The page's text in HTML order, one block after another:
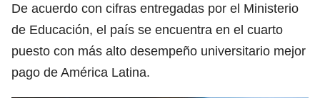
De acuerdo con cifras entregadas por el Ministerio
de Educación, el país se encuentra en el cuarto
puesto con más alto desempeño universitario mejor
pago de América Latina.